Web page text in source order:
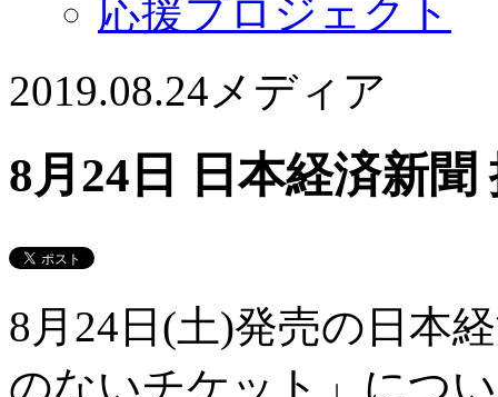
応援プロジェクト
2019.08.24メディア
8月24日 日本経済新
8月24日(土)発売の日本
のないチケット」につ